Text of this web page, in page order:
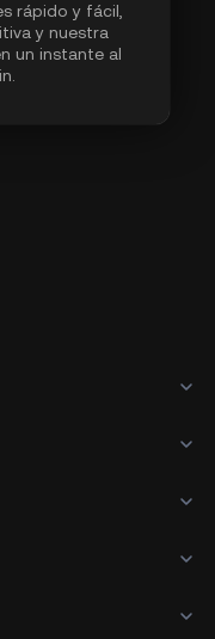
rápido y fácil,
y nuestra
un instante al